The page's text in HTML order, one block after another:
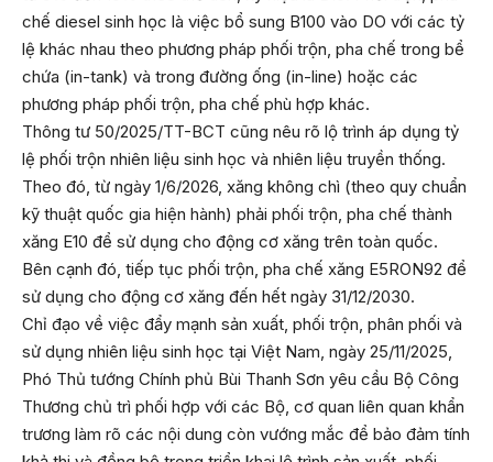
chế diesel sinh học là việc bổ sung B100 vào DO với các tỷ
lệ khác nhau theo phương pháp phối trộn, pha chế trong bể
chứa (in-tank) và trong đường ống (in-line) hoặc các
phương pháp phối trộn, pha chế phù hợp khác.
Thông tư 50/2025/TT-BCT cũng nêu rõ lộ trình áp dụng tỷ
lệ phối trộn nhiên liệu sinh học và nhiên liệu truyền thống.
Theo đó, từ ngày 1/6/2026, xăng không chì (theo quy chuẩn
kỹ thuật quốc gia hiện hành) phải phối trộn, pha chế thành
xăng E10 để sử dụng cho động cơ xăng trên toàn quốc.
Bên cạnh đó, tiếp tục phối trộn, pha chế xăng E5RON92 để
sử dụng cho động cơ xăng đến hết ngày 31/12/2030.
Chỉ đạo về việc đẩy mạnh sản xuất, phối trộn, phân phối và
sử dụng nhiên liệu sinh học tại Việt Nam, ngày 25/11/2025,
Phó Thủ tướng Chính phủ Bùi Thanh Sơn yêu cầu Bộ Công
Thương chủ trì phối hợp với các Bộ, cơ quan liên quan khẩn
trương làm rõ các nội dung còn vướng mắc để bảo đảm tính